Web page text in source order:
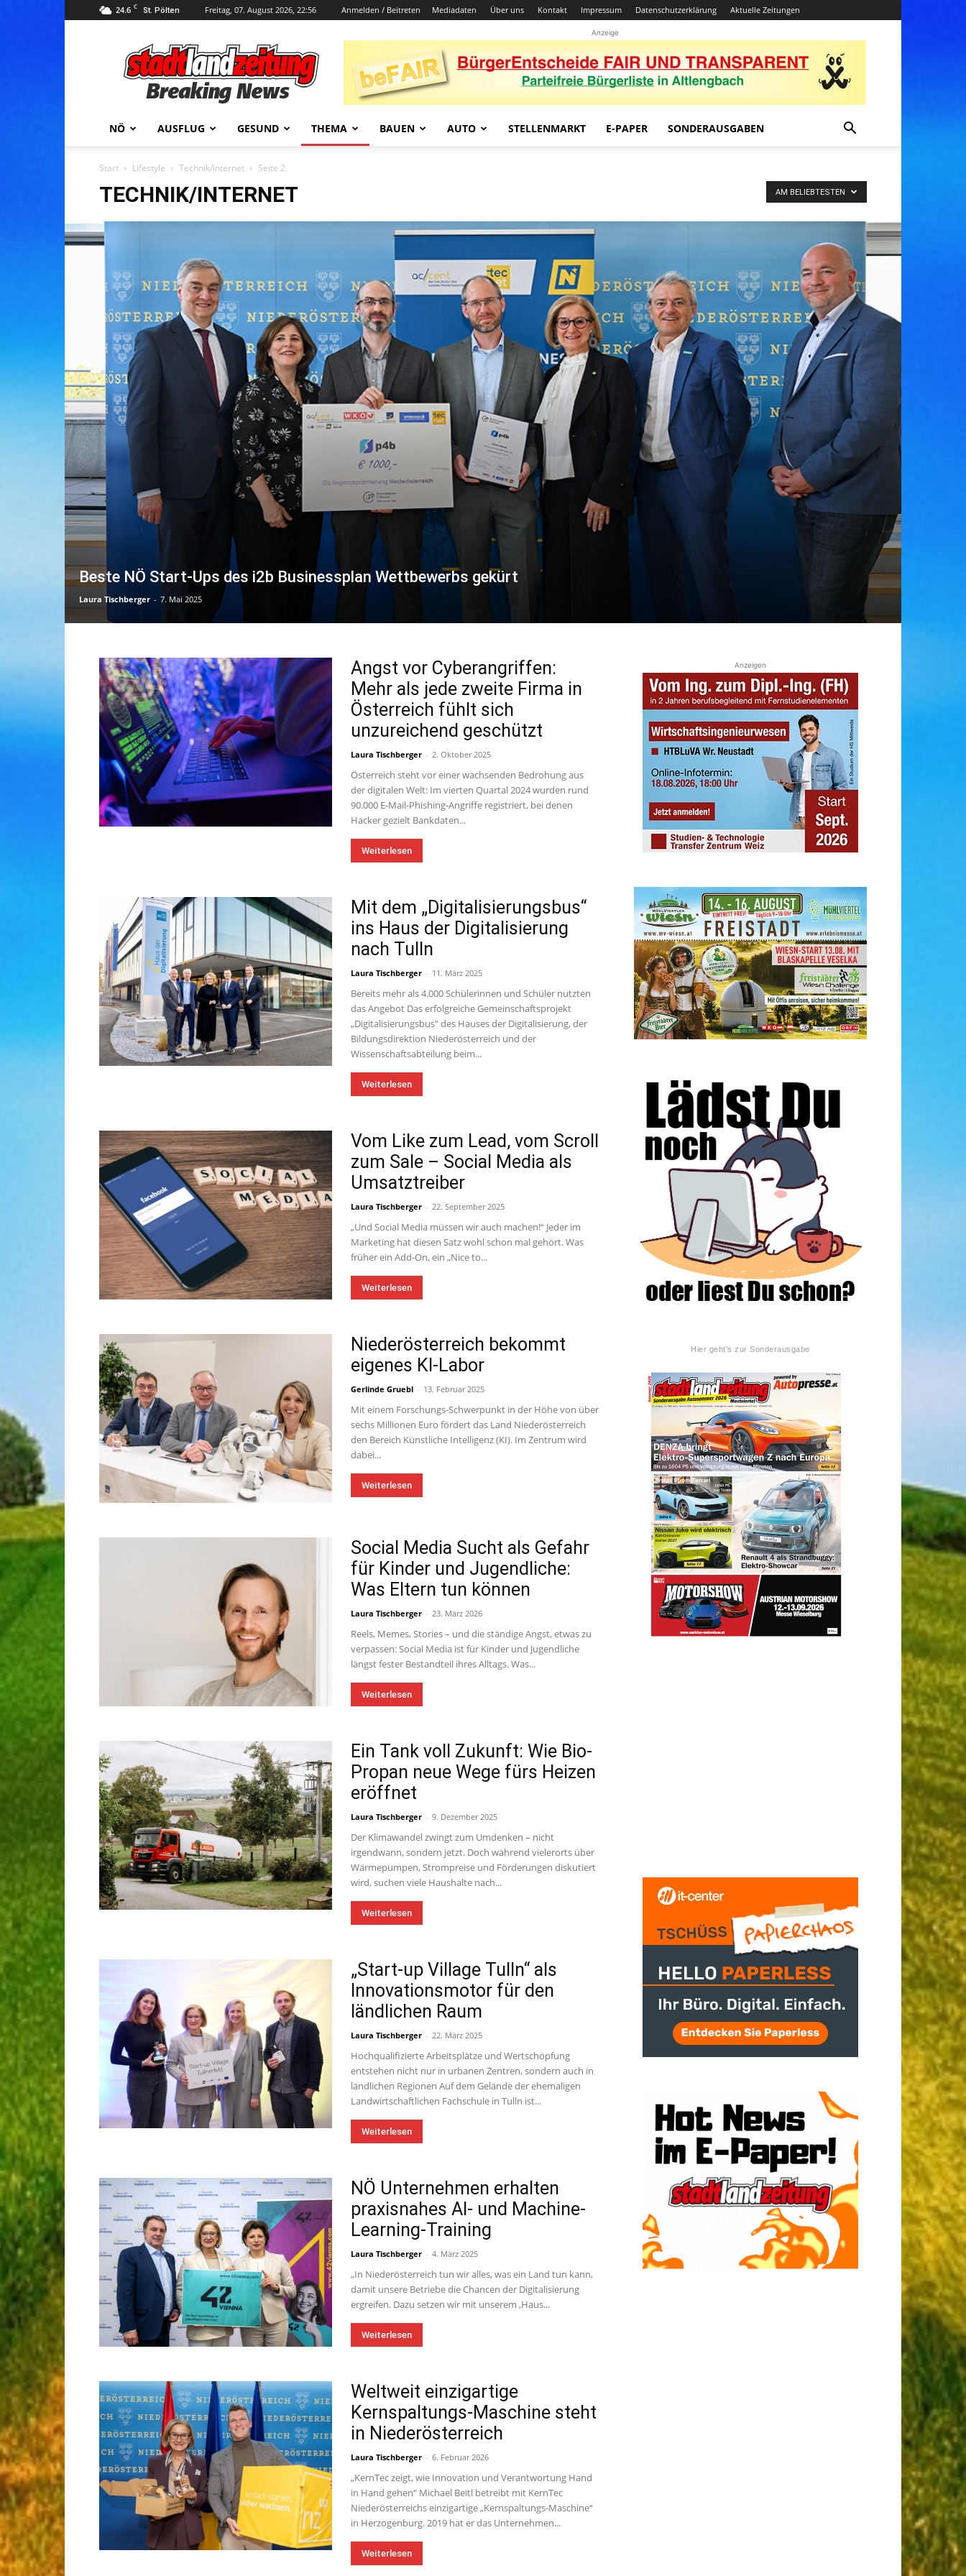
24.6 C St. Pölten Freitag, 07. August 2026, 22:56 Anmelden / Beitreten Mediadaten Über uns Kontakt Impressum Datenschutzerklärung Aktuelle Zeitungen
stadtlandzeitung
Anzeige
NÖ AUSFLUG GESUND THEMA BAUEN AUTO STELLENMARKT E-PAPER SONDERAUSGABEN
Start Lifestyle Technik/Internet Seite 2
TECHNIK/INTERNET AM BELIEBTESTEN
Beste NÖ Start-Ups des i2b Businessplan Wettbewerbs gekürt
Laura Tischberger - 7. Mai 2025
Angst vor Cyberangriffen:
Mehr als jede zweite Firma in
Österreich fühlt sich
unzureichend geschützt
Laura Tischberger - 2. Oktober 2025
Österreich steht vor einer wachsenden Bedrohung aus
der digitalen Welt: Im vierten Quartal 2024 wurden rund
90.000 E-Mail-Phishing-Angriffe registriert, bei denen
Hacker gezielt Bankdaten...
Weiterlesen
Mit dem „Digitalisierungsbus“
ins Haus der Digitalisierung
nach Tulln
Laura Tischberger - 11. März 2025
Bereits mehr als 4.000 Schülerinnen und Schüler nutzten
das Angebot Das erfolgreiche Gemeinschaftsprojekt
„Digitalisierungsbus" des Hauses der Digitalisierung, der
Bildungsdirektion Niederösterreich und der
Wissenschaftsabteilung beim...
Weiterlesen
Vom Like zum Lead, vom Scroll
zum Sale – Social Media als
Umsatztreiber
Laura Tischberger - 22. September 2025
„Und Social Media müssen wir auch machen!“ Jeder im
Marketing hat diesen Satz wohl schon mal gehört. Was
früher ein Add-On, ein „Nice to...
Weiterlesen
Niederösterreich bekommt
eigenes KI-Labor
Gerlinde Gruebl - 13. Februar 2025
Mit einem Forschungs-Schwerpunkt in der Höhe von über
sechs Millionen Euro fördert das Land Niederösterreich
den Bereich Künstliche Intelligenz (KI). Im Zentrum wird
dabei...
Weiterlesen
Social Media Sucht als Gefahr
für Kinder und Jugendliche:
Was Eltern tun können
Laura Tischberger - 23. März 2026
Reels, Memes, Stories – und die ständige Angst, etwas zu
verpassen: Social Media ist für Kinder und Jugendliche
längst fester Bestandteil ihres Alltags. Was...
Weiterlesen
Ein Tank voll Zukunft: Wie Bio-
Propan neue Wege fürs Heizen
eröffnet
Laura Tischberger - 9. Dezember 2025
Der Klimawandel zwingt zum Umdenken – nicht
irgendwann, sondern jetzt. Doch während vielerorts über
Wärmepumpen, Strompreise und Förderungen diskutiert
wird, suchen viele Haushalte nach...
Weiterlesen
„Start-up Village Tulln“ als
Innovationsmotor für den
ländlichen Raum
Laura Tischberger - 22. März 2025
Hochqualifizierte Arbeitsplätze und Wertschöpfung
entstehen nicht nur in urbanen Zentren, sondern auch in
ländlichen Regionen Auf dem Gelände der ehemaligen
Landwirtschaftlichen Fachschule in Tulln ist...
Weiterlesen
NÖ Unternehmen erhalten
praxisnahes AI- und Machine-
Learning-Training
Laura Tischberger - 4. März 2025
„In Niederösterreich tun wir alles, was ein Land tun kann,
damit unsere Betriebe die Chancen der Digitalisierung
ergreifen. Dazu setzen wir mit unserem ‚Haus...
Weiterlesen
Weltweit einzigartige
Kernspaltungs-Maschine steht
in Niederösterreich
Laura Tischberger - 6. Februar 2026
„KernTec zeigt, wie Innovation und Verantwortung Hand
in Hand gehen“ Michael Beitl betreibt mit KernTec
Niederösterreichs einzigartige „Kernspaltungs-Maschine“
in Herzogenburg. 2019 hat er das Unternehmen...
Weiterlesen
Anzeigen
Hier geht's zur Sonderausgabe